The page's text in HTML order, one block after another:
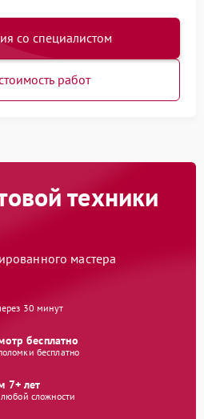
со специалистом
работ
техники
мастера
30 минут
бесплатно
бесплатно
7+ лет
сложности